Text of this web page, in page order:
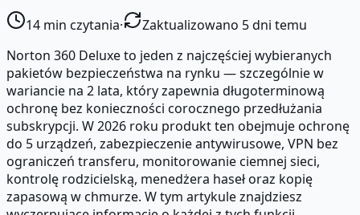
14 min czytania·
Zaktualizowano 5 dni temu
Norton 360 Deluxe to jeden z najczęściej wybieranych
pakietów bezpieczeństwa na rynku — szczególnie w
wariancie na 2 lata, który zapewnia długoterminową
ochronę bez konieczności corocznego przedłużania
subskrypcji. W 2026 roku produkt ten obejmuje ochronę
do 5 urządzeń, zabezpieczenie antywirusowe, VPN bez
ograniczeń transferu, monitorowanie ciemnej sieci,
kontrolę rodzicielską, menedżera haseł oraz kopię
zapasową w chmurze. W tym artykule znajdziesz